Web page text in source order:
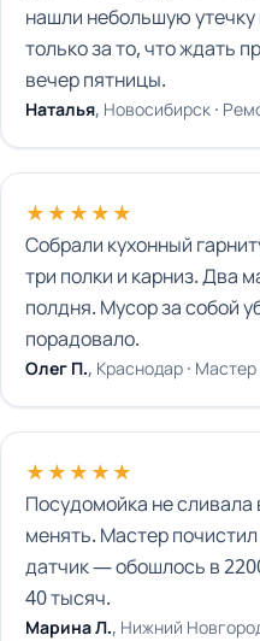
нашли небольшую утечку
только за то, что ждать
вечер пятницы.
Наталья, Новосибирск ·
★★★★★
Собрали кухонный
три полки и карниз. Два
полдня. Мусор за собой
порадовало.
Олег П., Краснодар · Мастер
★★★★★
Посудомойка не
менять. Мастер
датчик — обошлось в
40 тысяч.
Марина Л., Нижний